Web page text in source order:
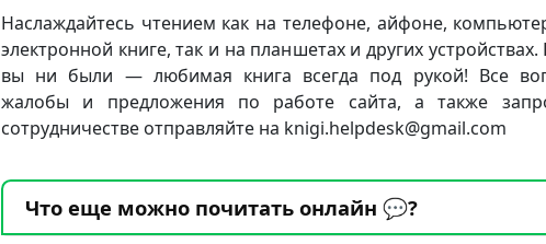
Наслаждайтесь чтением как на телефоне, айфоне,
электронной книге, так и на планшетах и других устройствах.
вы ни были — любимая книга всегда под рукой! Все
жалобы и предложения по работе сайта, а также
сотрудничестве отправляйте на knigi.helpdesk@gmail.com
Что еще можно почитать онлайн 💬?